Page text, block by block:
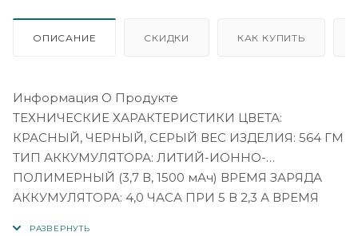
ОПИСАНИЕ СКИДКИ КАК КУПИТЬ
Информация О Продукте
ТЕХНИЧЕСКИЕ ХАРАКТЕРИСТИКИ ЦВЕТА:
КРАСНЫЙ, ЧЕРНЫЙ, СЕРЫЙ ВЕС ИЗДЕЛИЯ: 564 ГМ
ТИП АККУМУЛЯТОРА: ЛИТИЙ-ИОННО-
ПОЛИМЕРНЫЙ (3,7 В, 1500 мАч) ВРЕМЯ ЗАРЯДА
АККУМУЛЯТОРА: 4,0 ЧАСА ПРИ 5 В 2,3 А ВРЕМЯ